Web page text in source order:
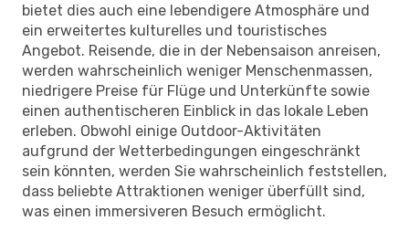
bietet dies auch eine lebendigere Atmosphäre und
ein erweitertes kulturelles und touristisches
Angebot. Reisende, die in der Nebensaison anreisen,
werden wahrscheinlich weniger Menschenmassen,
niedrigere Preise für Flüge und Unterkünfte sowie
einen authentischeren Einblick in das lokale Leben
erleben. Obwohl einige Outdoor-Aktivitäten
aufgrund der Wetterbedingungen eingeschränkt
sein könnten, werden Sie wahrscheinlich feststellen,
dass beliebte Attraktionen weniger überfüllt sind,
was einen immersiveren Besuch ermöglicht.